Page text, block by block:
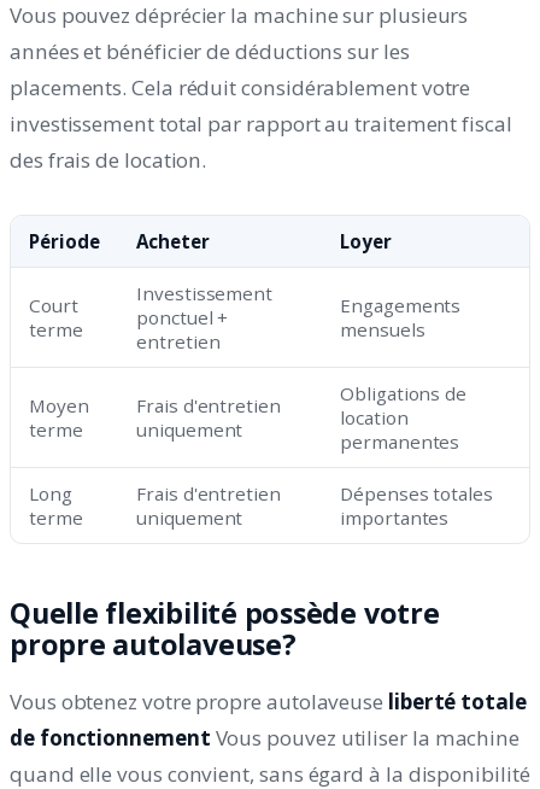
Vous pouvez déprécier la machine sur plusieurs
années et bénéficier de déductions sur les
placements. Cela réduit considérablement votre
investissement total par rapport au traitement fiscal
des frais de location.
Période Acheter Loyer
Court
terme
Investissement
ponctuel +
entretien
Engagements
mensuels
Moyen
terme
Frais d'entretien
uniquement
Obligations de
location
permanentes
Long
terme
Frais d'entretien
uniquement
Dépenses totales
importantes
Quelle flexibilité possède votre
propre autolaveuse?
Vous obtenez votre propre autolaveuse liberté totale
de fonctionnement Vous pouvez utiliser la machine
quand elle vous convient, sans égard à la disponibilité